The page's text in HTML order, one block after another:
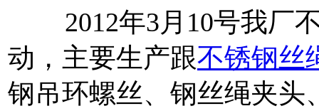
2012年3月10号我厂不
动，主要生产跟不锈钢丝
钢吊环螺丝、钢丝绳夹头